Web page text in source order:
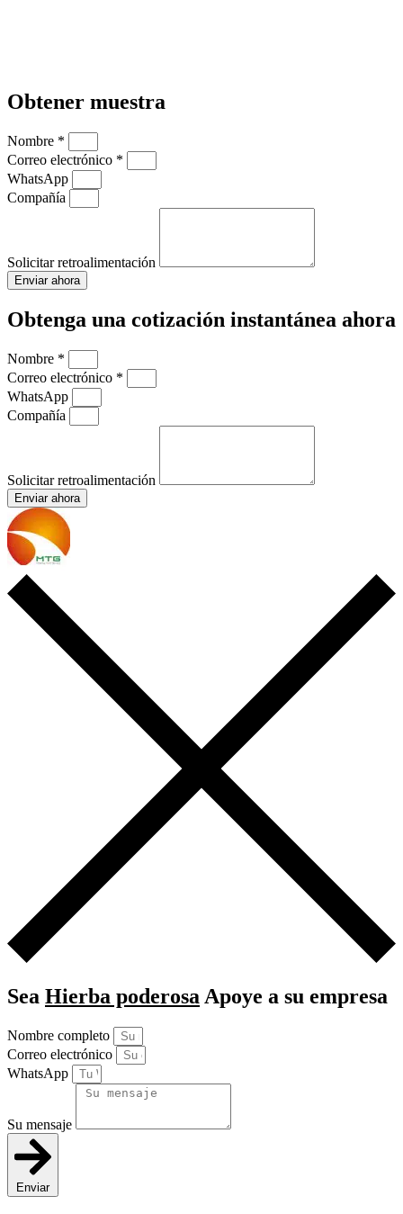
Obtener muestra
Nombre *
Correo electrónico *
WhatsApp
Compañía
Solicitar retroalimentación
Enviar ahora
Obtenga una cotización instantánea ahora
Nombre *
Correo electrónico *
WhatsApp
Compañía
Solicitar retroalimentación
Enviar ahora
Sea Hierba poderosa Apoye a su empresa
Nombre completo
Correo electrónico
WhatsApp
Su mensaje
Enviar